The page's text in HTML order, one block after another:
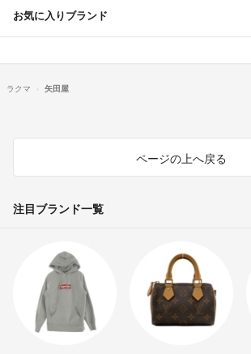
お気に入りブランド
ラクマ 矢田屋
ページの上へ戻る
注目ブランド一覧